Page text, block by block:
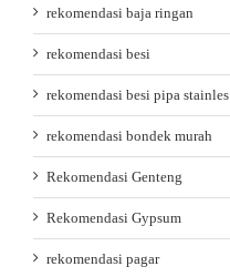
rekomendasi baja ringan
rekomendasi besi
rekomendasi besi pipa stainles
rekomendasi bondek murah
Rekomendasi Genteng
Rekomendasi Gypsum
rekomendasi pagar